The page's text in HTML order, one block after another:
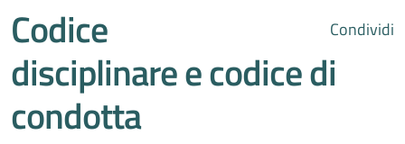
Condividi
Codice
disciplinare e codice di
condotta